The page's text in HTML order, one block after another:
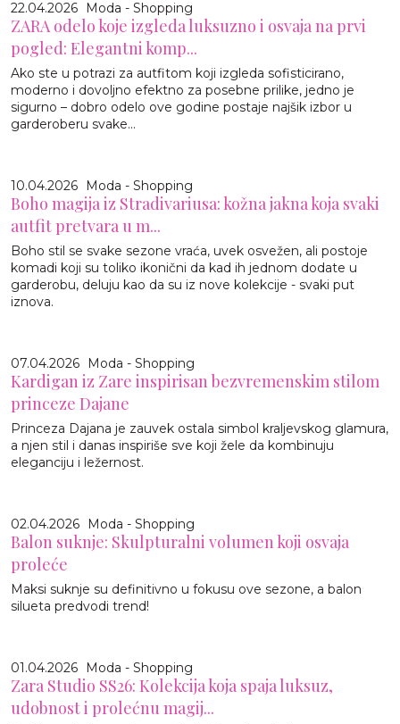
22.04.2026 Moda - Shopping
ZARA odelo koje izgleda luksuzno i osvaja na prvi
pogled: Elegantni komp...
Ako ste u potrazi za autfitom koji izgleda sofisticirano,
moderno i dovoljno efektno za posebne prilike, jedno je
sigurno – dobro odelo ove godine postaje najšik izbor u
garderoberu svake...
10.04.2026 Moda - Shopping
Boho magija iz Stradivariusa: kožna jakna koja svaki
autfit pretvara u m...
Boho stil se svake sezone vraća, uvek osvežen, ali postoje
komadi koji su toliko ikonični da kad ih jednom dodate u
garderobu, deluju kao da su iz nove kolekcije - svaki put
iznova.
07.04.2026 Moda - Shopping
Kardigan iz Zare inspirisan bezvremenskim stilom
princeze Dajane
Princeza Dajana je zauvek ostala simbol kraljevskog glamura,
a njen stil i danas inspiriše sve koji žele da kombinuju
eleganciju i ležernost.
02.04.2026 Moda - Shopping
Balon suknje: Skulpturalni volumen koji osvaja
proleće
Maksi suknje su definitivno u fokusu ove sezone, a balon
silueta predvodi trend!
01.04.2026 Moda - Shopping
Zara Studio SS26: Kolekcija koja spaja luksuz,
udobnost i prolećnu magij...